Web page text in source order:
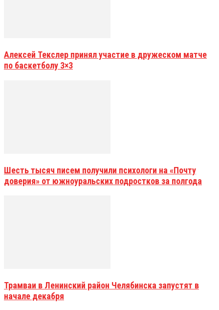
Алексей Текслер принял участие в дружеском матче
по баскетболу 3×3
Шесть тысяч писем получили психологи на «Почту
доверия» от южноуральских подростков за полгода
Трамваи в Ленинский район Челябинска запустят в
начале декабря